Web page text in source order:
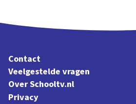
Contact
Veelgestelde vragen
Over Schooltv.nl
Privacy